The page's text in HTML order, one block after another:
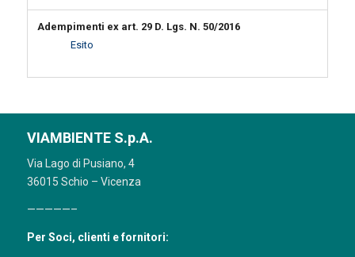
Adempimenti ex art. 29 D. Lgs. N. 50/2016
Esito
VIAMBIENTE S.p.A.
Via Lago di Pusiano, 4
36015 Schio – Vicenza
—————–
Per Soci, clienti e fornitori: